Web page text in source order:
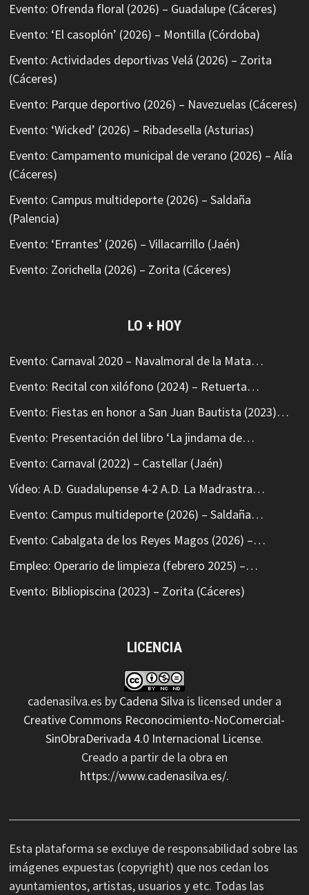
Evento: Ofrenda floral (2026) – Guadalupe (Cáceres)
Evento: ‘El casoplón’ (2026) – Montilla (Córdoba)
Evento: Actividades deportivas Velá (2026) – Zorita
(Cáceres)
Evento: Parque deportivo (2026) – Navezuelas (Cáceres)
Evento: ‘Wicked’ (2026) – Ribadesella (Asturias)
Evento: Campamento municipal de verano (2026) – Alía
(Cáceres)
Evento: Campus multideporte (2026) – Saldaña
(Palencia)
Evento: ‘Errantes’ (2026) – Villacarrillo (Jaén)
Evento: Zorichella (2026) – Zorita (Cáceres)
LO + HOY
Evento: Carnaval 2020 – Navalmoral de la Mata…
Evento: Recital con xilófono (2024) – Retuerta…
Evento: Fiestas en honor a San Juan Bautista (2023)…
Evento: Presentación del libro ‘La jindama de…
Evento: Carnaval (2022) – Castellar (Jaén)
Vídeo: A.D. Guadalupense 4-2 A.D. La Madrastra…
Evento: Campus multideporte (2026) – Saldaña…
Evento: Cabalgata de los Reyes Magos (2026) –…
Empleo: Operario de limpieza (febrero 2025) –…
Evento: Bibliopiscina (2023) – Zorita (Cáceres)
LICENCIA
cadenasilva.es by Cadena Silva is licensed under a
Creative Commons Reconocimiento-NoComercial-
SinObraDerivada 4.0 Internacional License.
Creado a partir de la obra en
https://www.cadenasilva.es/.
Esta plataforma se excluye de responsabilidad sobre las
imágenes expuestas (copyright) que nos cedan los
ayuntamientos, artistas, usuarios y etc. Todas las